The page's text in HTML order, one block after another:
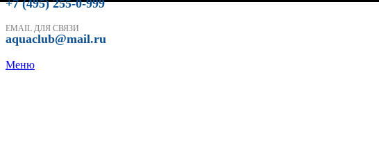
+7 (495) 255-0-999
EMAIL ДЛЯ СВЯЗИ
aquaclub@mail.ru
Меню